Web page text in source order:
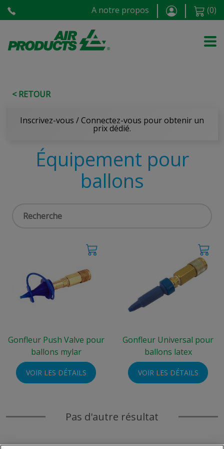
A notre propos (0)
< RETOUR
Inscrivez-vous / Connectez-vous pour obtenir un
prix dédié.
Équipement pour
ballons
Gonfleur Push Valve pour
ballons mylar
VOIR LES DÉTAILS
Gonfleur Universal pour
ballons latex
VOIR LES DÉTAILS
Pas d'autre résultat